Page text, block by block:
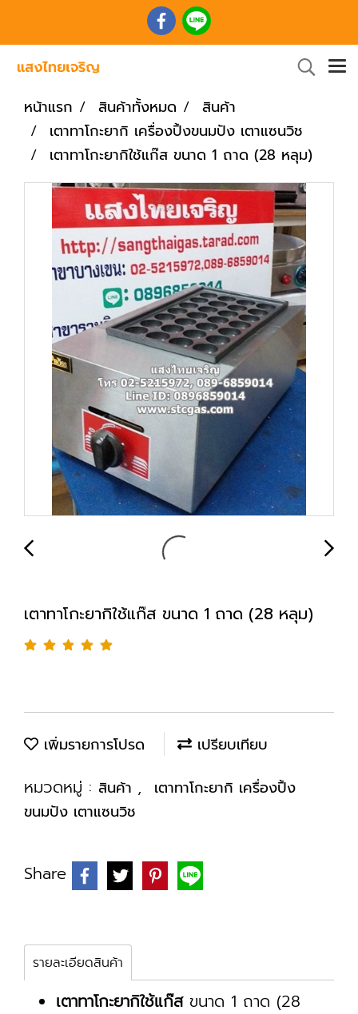
หน้าแรก สินค้าทั้งหมด
สินค้า
เตาทาโกะยากิ เครื่องปิ้งขนมปัง เตาแซนวิช
เตาทาโกะยากิใช้แก๊ส ขนาด 1 ถาด (28 หลุม)
เตาทาโกะยากิใช้แก๊ส ขนาด 1 ถาด (28 หลุม)
เพิ่มรายการโปรด เปรียบเทียบ
หมวดหมู่ : สินค้า ,
เตาทาโกะยากิ เครื่องปิ้ง
ขนมปัง เตาแซนวิช
Share
รายละเอียดสินค้า
เตาทาโกะยากิใช้แก๊สขนาด 1 ถาด (28